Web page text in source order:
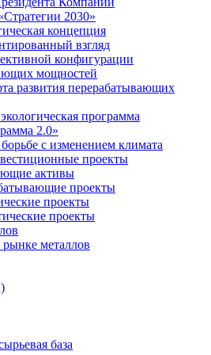
2030»
концепция
взгляд
конфигурации
мощностей
развития перерабатывающих
программа
2.0»
с изменением климата
проекты
активы
проекты
проекты
проекты
металлов
база